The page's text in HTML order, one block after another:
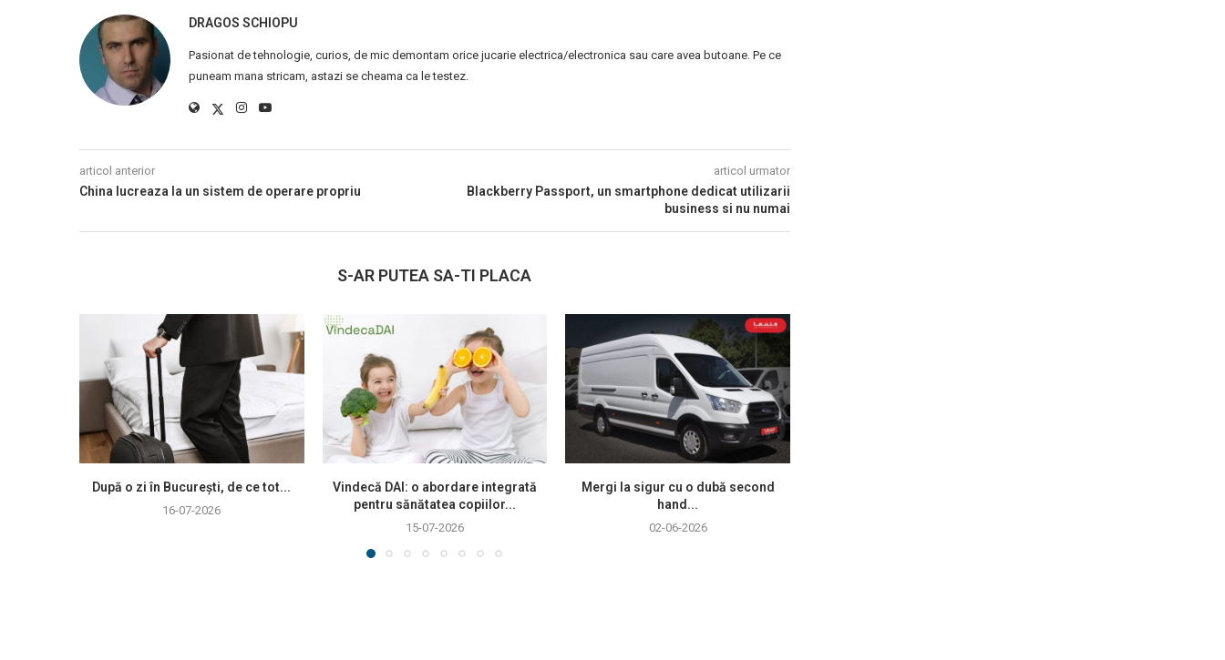
DRAGOS SCHIOPU
Pasionat de tehnologie, curios, de mic demontam orice jucarie electrica/electronica sau care avea butoane. Pe ce
puneam mana stricam, astazi se cheama ca le testez.
articol anterior
China lucreaza la un sistem de operare propriu
articol urmator
Blackberry Passport, un smartphone dedicat utilizarii
business si nu numai
S-AR PUTEA SA-TI PLACA
După o zi în București, de ce tot...
16-07-2026
Vindecă DAI: o abordare integrată
pentru sănătatea copiilor...
15-07-2026
Mergi la sigur cu o dubă second
hand...
02-06-2026